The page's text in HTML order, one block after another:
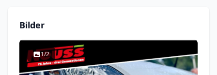
Bilder
1/2